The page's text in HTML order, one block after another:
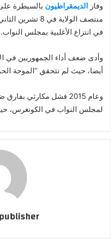
وفاز الديمقراطيون بالسيطرة
منتصف الولاية
في انتزاع الأغلبية بمجلس النواب.
وأدى ضعف أداء الجمهوريين في
أيضا، حيث لم تتحقق “الموجة
وعام 2015 فشل مكارثي
لمجلس النواب في الكونغرس،